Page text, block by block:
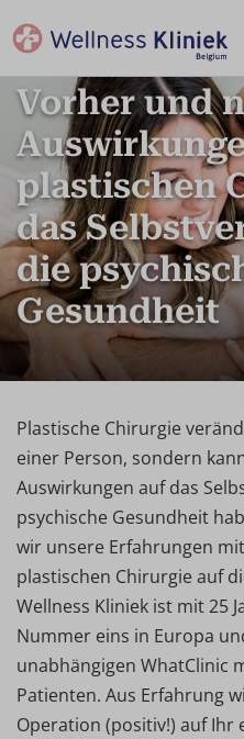
Vorher und
plastischen
das
die
Gesundheit
Plastische Chirurgie
einer Person, sondern
Auswirkungen auf das
psychische Gesundheit
wir unsere Erfahrungen
plastischen Chirurgie auf
Wellness Kliniek ist mit 25
Nummer eins in Europa
unabhängigen WhatClinic
Patienten. Aus Erfahrung
Operation (positiv!) auf